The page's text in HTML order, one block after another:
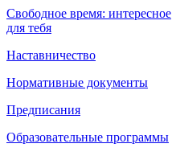
Свободное время: интересное
для тебя
Наставничество
Нормативные документы
Предписания
Образовательные программы